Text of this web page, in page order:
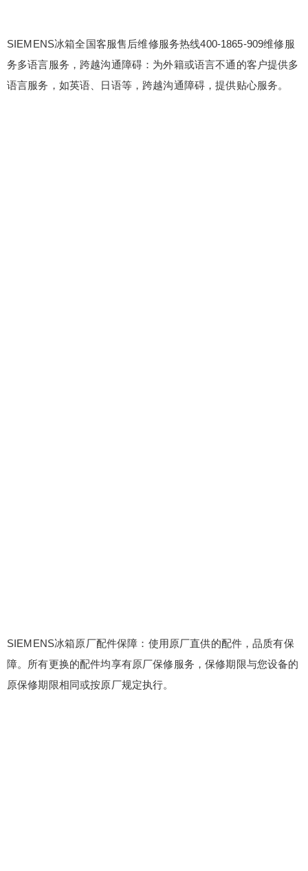
SIEMENS冰箱全国客服售后维修服务热线400-1865-909维修服
务多语言服务，跨越沟通障碍：为外籍或语言不通的客户提供多
语言服务，如英语、日语等，跨越沟通障碍，提供贴心服务。
SIEMENS冰箱原厂配件保障：使用原厂直供的配件，品质有保
障。所有更换的配件均享有原厂保修服务，保修期限与您设备的
原保修期限相同或按原厂规定执行。